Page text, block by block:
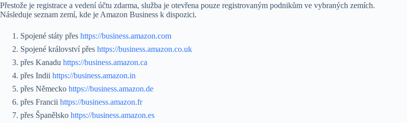
Přestože je registrace a vedení účtu zdarma, služba je otevřena pouze registrovaným podnikům ve vybraných zemích.
Následuje seznam zemí, kde je Amazon Business k dispozici.
Spojené státy přes https://business.amazon.com
Spojené království přes https://business.amazon.co.uk
přes Kanadu https://business.amazon.ca
přes Indii https://business.amazon.in
přes Německo https://business.amazon.de
přes Francii https://business.amazon.fr
přes Španělsko https://business.amazon.es